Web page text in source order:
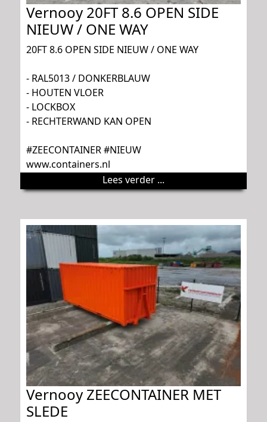
Vernooy 20FT 8.6 OPEN SIDE
NIEUW / ONE WAY
20FT 8.6 OPEN SIDE NIEUW / ONE WAY
- RAL5013 / DONKERBLAUW
- HOUTEN VLOER
- LOCKBOX
- RECHTERWAND KAN OPEN
#ZEECONTAINER #NIEUW
www.containers.nl
Lees verder ...
Vernooy ZEECONTAINER MET
SLEDE